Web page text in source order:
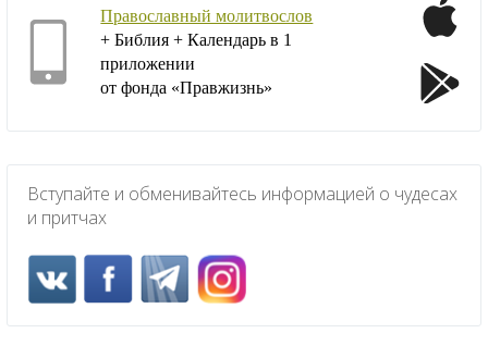
Православный молитвослов
+ Библия + Календарь в 1
приложении
от фонда «Правжизнь»
Вступайте и обменивайтесь информацией о чудесах
и притчах